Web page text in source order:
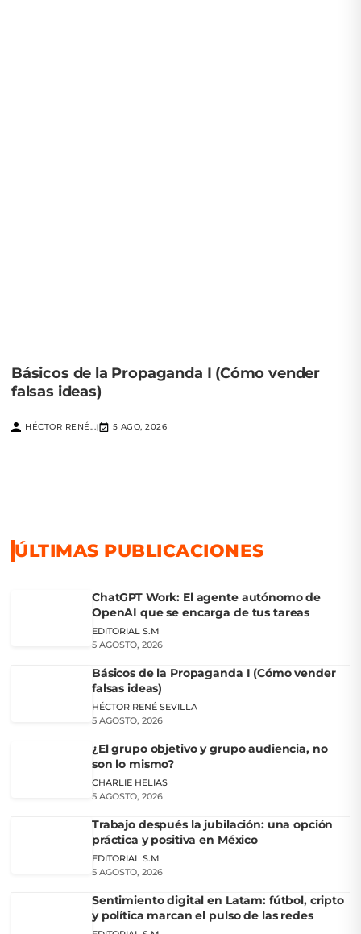
Básicos de la Propaganda I (Cómo vender
falsas ideas)
HÉCTOR RENÉ...| 5 AGO, 2026
ÚLTIMAS PUBLICACIONES
ChatGPT Work: El agente autónomo de
OpenAI que se encarga de tus tareas
EDITORIAL S.M
5 AGOSTO, 2026
Básicos de la Propaganda I (Cómo vender
falsas ideas)
HÉCTOR RENÉ SEVILLA
5 AGOSTO, 2026
¿El grupo objetivo y grupo audiencia, no
son lo mismo?
CHARLIE HELIAS
5 AGOSTO, 2026
Trabajo después la jubilación: una opción
práctica y positiva en México
EDITORIAL S.M
5 AGOSTO, 2026
Sentimiento digital en Latam: fútbol, cripto
y política marcan el pulso de las redes